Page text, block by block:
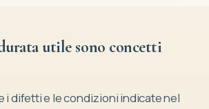
utile sono concetti
i difetti e le condizioni indicate nel